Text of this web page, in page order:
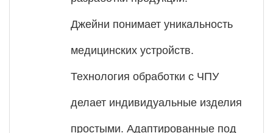
Джейни понимает уникальность
медицинских устройств.
Технология обработки с ЧПУ
делает индивидуальные изделия
простыми. Адаптированные под